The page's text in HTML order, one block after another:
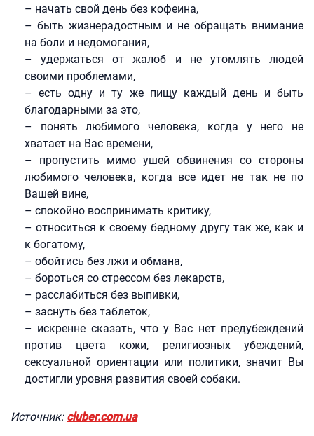
– начать свой день без кофеина,
– быть жизнерадостным и не обращать внимание
на боли и недомогания,
– удержаться от жалоб и не утомлять людей
своими проблемами,
– есть одну и ту же пищу каждый день и быть
благодарными за это,
– понять любимого человека, когда у него не
хватает на Вас времени,
– пропустить мимо ушей обвинения со стороны
любимого человека, когда все идет не так не по
Вашей вине,
– спокойно воспринимать критику,
– относиться к своему бедному другу так же, как и
к богатому,
– обойтись без лжи и обмана,
– бороться со стрессом без лекарств,
– расслабиться без выпивки,
– заснуть без таблеток,
– искренне сказать, что у Вас нет предубеждений
против цвета кожи, религиозных убеждений,
сексуальной ориентации или политики, значит Вы
достигли уровня развития своей собаки.
Источник: cluber.com.ua